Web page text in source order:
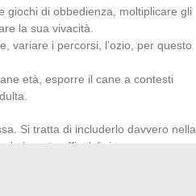
giochi di obbedienza, moltiplicare gli
la sua vivacità.
variare i percorsi, l’ozio, per questo
età, esporre il cane a contesti
Si tratta di includerlo davvero nella
giornata affinché rimanga